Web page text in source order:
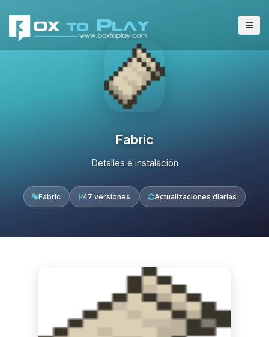
Fabric
Detalles e instalación
Fabric 47 versiones Actualizaciones diarias